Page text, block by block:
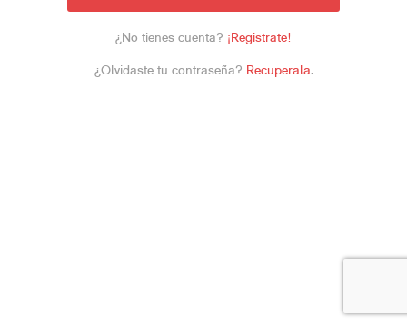
¿No tienes cuenta? ¡Registrate!
¿Olvidaste tu contraseña? Recuperala.